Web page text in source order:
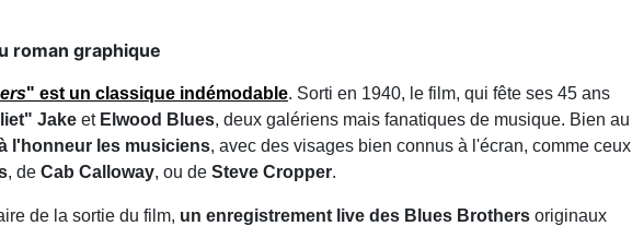
roman graphique
" est un classique indémodable. Sorti en 1940, le film, qui fête ses 45 ans
Jake et Elwood Blues, deux galériens mais fanatiques de musique. Bien au
l'honneur les musiciens, avec des visages bien connus à l'écran, comme ceux
, de Cab Calloway, ou de Steve Cropper.
de la sortie du film, un enregistrement live des Blues Brothers originaux